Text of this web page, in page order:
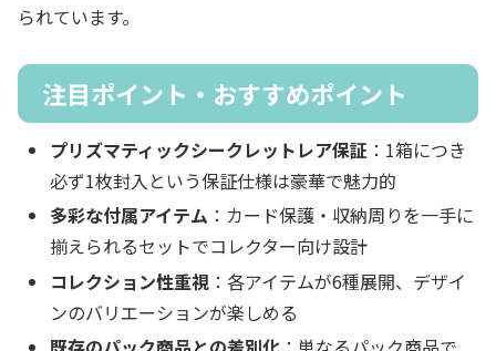
られています。
注目ポイント・おすすめポイント
プリズマティックシークレットレア保証 ：1箱につき
必ず1枚封入という保証仕様は豪華で魅力的
多彩な付属アイテム ：カード保護・収納周りを一手に
揃えられるセットでコレクター向け設計
コレクション性重視 ：各アイテムが6種展開、デザイ
ンのバリエーションが楽しめる